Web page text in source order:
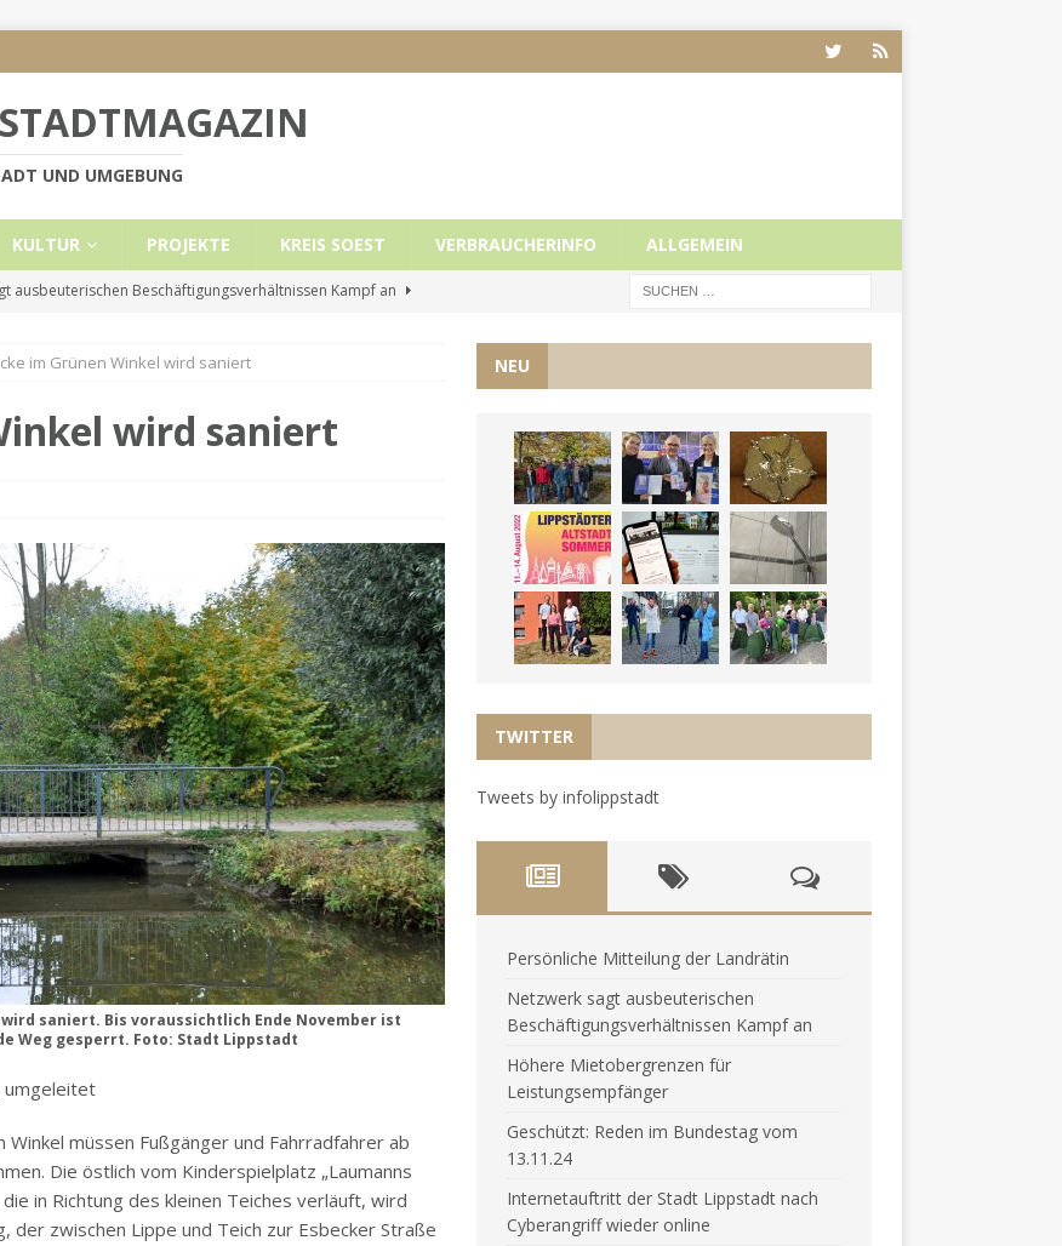
UND UMGEBUNG
KULTUR PROJEKTE KREIS SOEST VERBRAUCHERINFO ALLGEMEIN
ausbeuterischen Beschäftigungsverhältnissen Kampf an
für Leistungsempfänger
Reden im Bundestag vom 13.11.24
UNCATEGORIZED
im Grünen Winkel wird saniert
wird saniert
saniert. Bis voraussichtlich Ende November ist
Weg gesperrt. Foto: Stadt Lippstadt
umgeleitet
müssen Fußgänger und Fahrradfahrer ab
Die östlich vom Kinderspielplatz „Laumanns
in Richtung des kleinen Teiches verläuft, wird
der zwischen Lippe und Teich zur Esbecker Straße
NEU
TWITTER
Tweets by infolippstadt
Persönliche Mitteilung der Landrätin
Netzwerk sagt ausbeuterischen
Beschäftigungsverhältnissen Kampf an
Höhere Mietobergrenzen für
Leistungsempfänger
Geschützt: Reden im Bundestag vom
13.11.24
Internetauftritt der Stadt Lippstadt nach
Cyberangriff wieder online